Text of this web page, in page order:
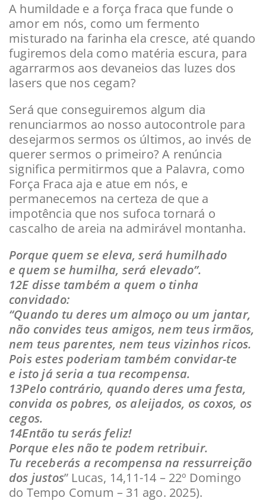
A humildade e a força fraca que funde o
amor em nós, como um fermento
misturado na farinha ela cresce, até quando
fugiremos dela como matéria escura, para
agarrarmos aos devaneios das luzes dos
lasers que nos cegam?
Será que conseguiremos algum dia
renunciarmos ao nosso autocontrole para
desejarmos sermos os últimos, ao invés de
querer sermos o primeiro? A renúncia
significa permitirmos que a Palavra, como
Força Fraca aja e atue em nós, e
permanecemos na certeza de que a
impotência que nos sufoca tornará o
cascalho de areia na admirável montanha.
Porque quem se eleva, será humilhado
e quem se humilha, será elevado”.
12E disse também a quem o tinha
convidado:
“Quando tu deres um almoço ou um jantar,
não convides teus amigos, nem teus irmãos,
nem teus parentes, nem teus vizinhos ricos.
Pois estes poderiam também convidar-te
e isto já seria a tua recompensa.
13Pelo contrário, quando deres uma festa,
convida os pobres, os aleijados, os coxos, os
cegos.
14Então tu serás feliz!
Porque eles não te podem retribuir.
Tu receberás a recompensa na ressurreição
dos justos” Lucas, 14,11-14 – 22º Domingo
do Tempo Comum – 31 ago. 2025).